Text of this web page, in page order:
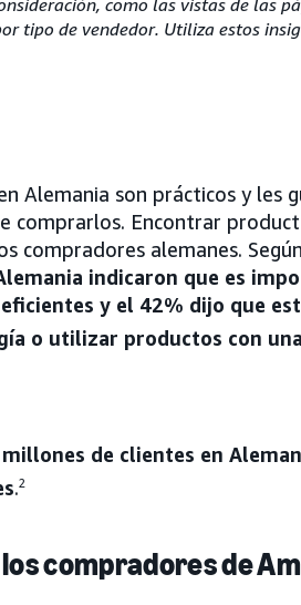
como las vistas de las
tipo de vendedor. Utiliza estos
Alemania son prácticos y les
comprarlos. Encontrar
compradores alemanes.
indicaron que es
y el 42% dijo que
o utilizar productos con
de clientes en
.2
compradores de